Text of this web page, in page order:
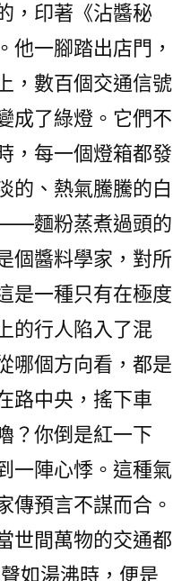
，印著《沾醬秘
他一腳踏出店門，
，數百個交通信號
成了綠燈。它們不
，每一個燈箱都發
的、熱氣騰騰的白
麵粉蒸煮過頭的
個醬料學家，對所
是一種只有在極度
的行人陷入了混
哪個方向看，都是
路中央，搖下車
？你倒是紅一下
一陣心悸。這種氣
傳預言不謀而合。
世間萬物的交通都
如湯沸時，便是